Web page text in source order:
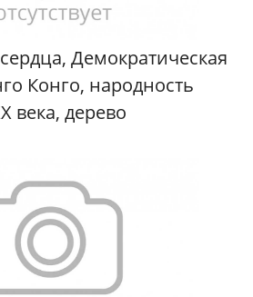
Демократическая
Конго, народность
века, дерево